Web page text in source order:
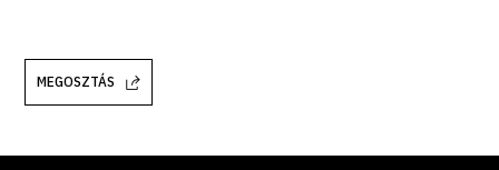
MEGOSZTÁS